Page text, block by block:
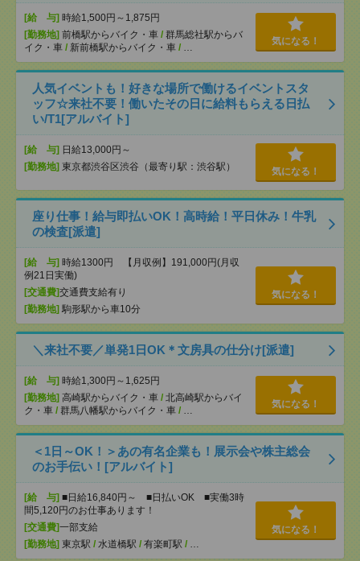
[給 与] 時給1,500円～1,875円
[勤務地] 前橋駅からバイク・車 / 群馬総社駅からバ
イク・車 / 新前橋駅からバイク・車 / …
気になる！
人気イベントも！好きな場所で働けるイベントスタ
ッフ☆来社不要！働いたその日に給料もらえる日払
い/T1[アルバイト]
[給 与] 日給13,000円～
[勤務地] 東京都渋谷区渋谷（最寄り駅：渋谷駅） 気になる！
座り仕事！給与即払いOK！高時給！平日休み！牛乳
の検査[派遣]
[給 与] 時給1300円 【月収例】191,000円(月収
例21日実働)
[交通費]交通費支給有り
[勤務地] 駒形駅から車10分
気になる！
＼来社不要／単発1日OK＊文房具の仕分け[派遣]
[給 与] 時給1,300円～1,625円
[勤務地] 高崎駅からバイク・車 / 北高崎駅からバイ
ク・車 / 群馬八幡駅からバイク・車 / …
気になる！
＜1日～OK！＞あの有名企業も！展示会や株主総会
のお手伝い！[アルバイト]
[給 与] ■日給16,840円～ ■日払いOK ■実働3時
間5,120円のお仕事あります！
[交通費]一部支給
[勤務地] 東京駅 / 水道橋駅 / 有楽町駅 / …
気になる！